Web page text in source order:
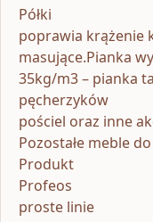
Półki
poprawia krążenie
masujące.Pianka
35kg/m3 – pianka
pęcherzyków
pościel oraz inne
Pozostałe meble
Produkt
Profeos
proste linie